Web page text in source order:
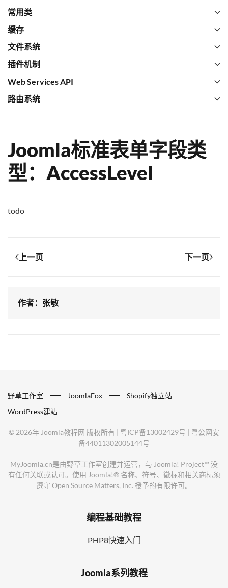
常用类
缓存
文件系统
插件机制
Web Services API
路由系统
Joomla标准表单字段类
型：AccessLevel
todo
上一页 下一页
作者：张敏
野草工作室 JoomlaFox
Shopify独立站
WordPress建站
© 2026年 Joomla教程网 版权所有 | 粤ICP备13002429号 | 粤公网安
备44011302005144号
MyJoomla.cn是由野草工作室创建并运营，与 Joomla! Project™ 没
有任何关联或认可。使用 Joomla!® 名称、符号、徽标和相关商标须
遵守 Open Source Matters, Inc. 授予的有限许可。
编程基础教程
PHP8快速入门
Joomla系列教程